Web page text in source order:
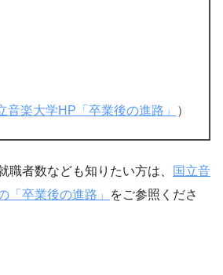
音楽大学HP「卒業後の進路」 ）
職者数なども知りたい方は、
国立音
「卒業後の進路」
をご参照くださ